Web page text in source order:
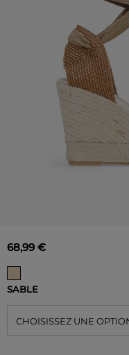
68,99 €
SABLE
CHOISISSEZ UNE